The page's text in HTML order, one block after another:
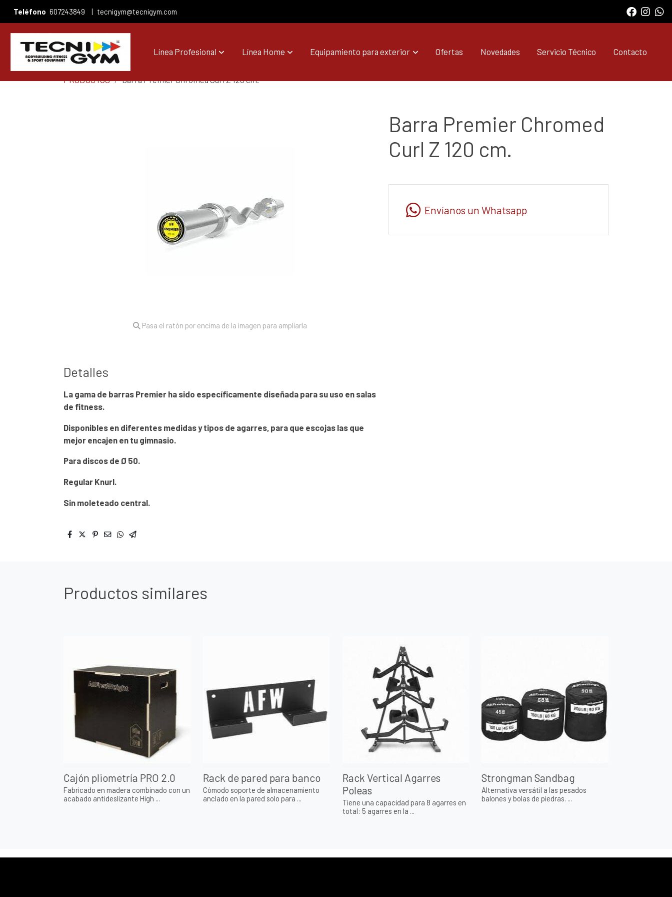
Teléfono 607243849 | tecnigym@tecnigym.com
Línea Profesional Línea Home Equipamiento para exterior Ofertas Novedades Servicio Técnico Contacto
PRODUCTOS Barra Premier Chromed Curl Z 120 cm.
Pasa el ratón por encima de la imagen para ampliarla
Detalles
La gama de barras Premier ha sido específicamente diseñada para su uso en salas
de fitness.
Disponibles en diferentes medidas y tipos de agarres, para que escojas las que
mejor encajen en tu gimnasio.
Para discos de Ø 50.
Regular Knurl.
Sin moleteado central.
Barra Premier Chromed
Curl Z 120 cm.
Envíanos un Whatsapp
Productos similares
Cajón pliometría PRO 2.0
Fabricado en madera combinado con un
acabado antideslizante High ...
Rack de pared para banco
Cómodo soporte de almacenamiento
anclado en la pared solo para ...
Rack Vertical Agarres
Poleas
Tiene una capacidad para 8 agarres en
total: 5 agarres en la ...
Strongman Sandbag
Alternativa versátil a las pesados
balones y bolas de piedras. ...